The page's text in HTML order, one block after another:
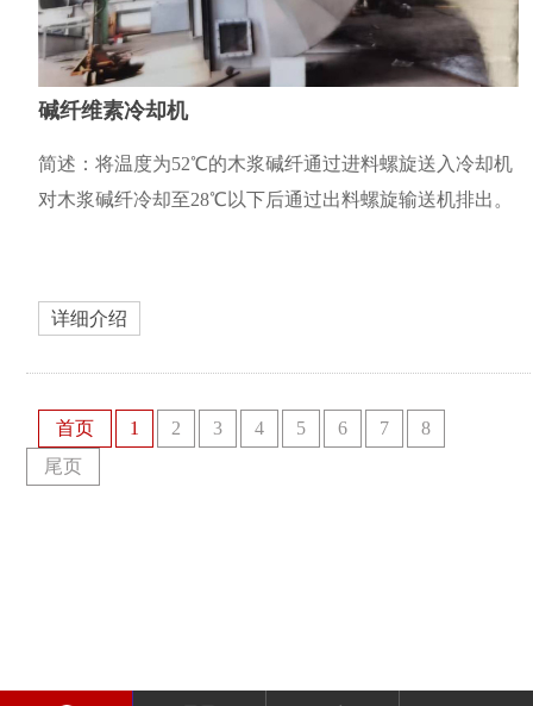
碱纤维素冷却机
简述：将温度为52℃的木浆碱纤通过进料螺旋送入冷却机
对木浆碱纤冷却至28℃以下后通过出料螺旋输送机排出。
详细介绍
首页 1 2 3 4 5 6 7
8
尾页